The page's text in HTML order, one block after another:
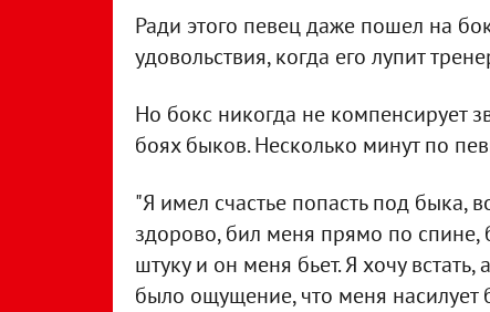
Ради этого певец даже пошел на
удовольствия, когда его лупит
Но бокс никогда не компенсирует
боях быков. Несколько минут по
"Я имел счастье попасть под
здорово, бил меня прямо по спине,
штуку и он меня бьет. Я хочу
было ощущение, что меня насилует